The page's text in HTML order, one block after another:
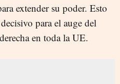
extender su poder. Esto
para el auge del
en toda la UE.